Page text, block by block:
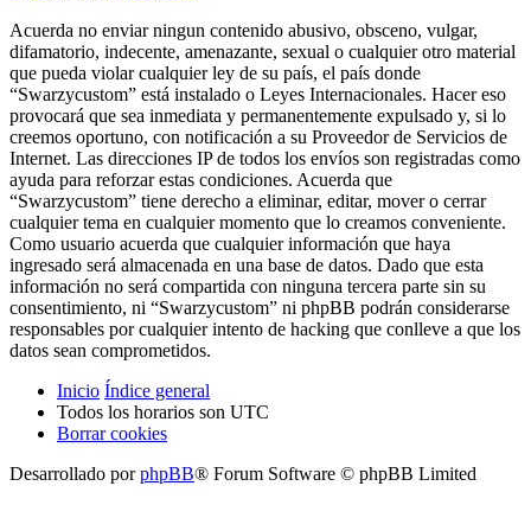
Acuerda no enviar ningun contenido abusivo, obsceno, vulgar,
difamatorio, indecente, amenazante, sexual o cualquier otro material
que pueda violar cualquier ley de su país, el país donde
“Swarzycustom” está instalado o Leyes Internacionales. Hacer eso
provocará que sea inmediata y permanentemente expulsado y, si lo
creemos oportuno, con notificación a su Proveedor de Servicios de
Internet. Las direcciones IP de todos los envíos son registradas como
ayuda para reforzar estas condiciones. Acuerda que
“Swarzycustom” tiene derecho a eliminar, editar, mover o cerrar
cualquier tema en cualquier momento que lo creamos conveniente.
Como usuario acuerda que cualquier información que haya
ingresado será almacenada en una base de datos. Dado que esta
información no será compartida con ninguna tercera parte sin su
consentimiento, ni “Swarzycustom” ni phpBB podrán considerarse
responsables por cualquier intento de hacking que conlleve a que los
datos sean comprometidos.
Inicio Índice general
Todos los horarios son UTC
Borrar cookies
Desarrollado porphpBB® Forum Software © phpBB Limited